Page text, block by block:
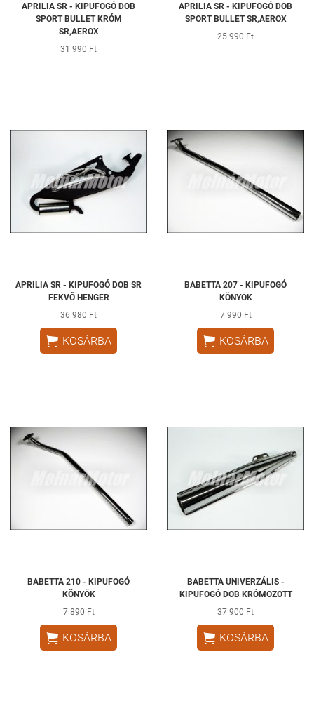
APRILIA SR - KIPUFOGÓ DOB
SPORT BULLET KRÓM
SR,AEROX
31 990 Ft
APRILIA SR - KIPUFOGÓ DOB
SPORT BULLET SR,AEROX
25 990 Ft
APRILIA SR - KIPUFOGÓ DOB SR
FEKVŐ HENGER
36 980 Ft
 KOSÁRBA
BABETTA 207 - KIPUFOGÓ
KÖNYÖK
7 990 Ft
 KOSÁRBA
BABETTA 210 - KIPUFOGÓ
KÖNYÖK
7 890 Ft
 KOSÁRBA
BABETTA UNIVERZÁLIS -
KIPUFOGÓ DOB KRÓMOZOTT
37 900 Ft
 KOSÁRBA